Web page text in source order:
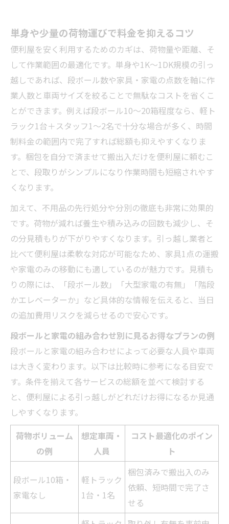
単身や少量の荷物運びで料金を抑えるコツ
便利屋を安く利用するためのカギは、荷物量や距離、そ
して作業範囲の最適化です。単身や1K～1DK規模の引っ
越しであれば、段ボール数や家具・家電の点数を軸に作
業人数と車両サイズを絞ることで無駄なコストを省くこ
とができます。例えば段ボール10～20箱程度なら、軽ト
ラック1台＋スタッフ1～2名で十分な場合が多く、時間
制料金の範囲内で完了すれば総額も抑えやすくなりま
す。梱包を自分で済ませて搬出入だけを便利屋に頼むこ
とで、段取りがシンプルになり作業時間も短縮されやす
くなります。
加えて、不用品の先行処分や分別の徹底も非常に効果的
です。荷物が減れば養生や積み込みの回数も減少し、そ
の分見積もりが下がりやすくなります。引っ越し業者と
比べて便利屋は柔軟な対応が可能なため、家具1点の運搬
や家電のみの移動にも適しているのが魅力です。見積も
りの際には、「段ボール数」「大型家電の有無」「階段
かエレベーターか」など具体的な情報を伝えると、当日
の追加費用リスクを減らせるので安心です。
段ボールと家電の組み合わせ別に見るお得なプランの例
段ボールと家電の組み合わせによって必要な人員や車両
は大きく変わります。以下は比較時に参考になる目安で
す。条件を揃えて各サービスの総額を並べて検討する
と、便利屋による引っ越しがどれだけお得になるか見通
しやすくなります。
荷物ボリューム
の例
想定車両・
人員
コスト最適化のポイン
ト
段ボール10箱・
家電なし
軽トラック
1台・1名
梱包済みで搬出入のみ
依頼、短時間で完了さ
せる